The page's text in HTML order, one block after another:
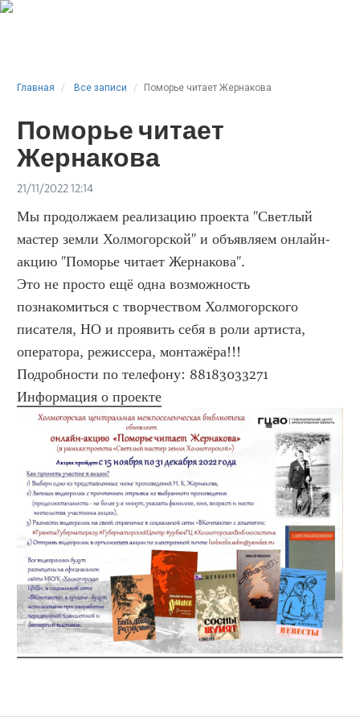
Главная Все записи Поморье читает Жернакова
Поморье читает
Жернакова
21/11/2022 12:14
Мы продолжаем реализацию проекта "Светлый
мастер земли Холмогорской" и объявляем онлайн-
акцию "Поморье читает Жернакова".
Это не просто ещё одна возможность
познакомиться с творчеством Холмогорского
писателя, НО и проявить себя в роли артиста,
оператора, режиссера, монтажёра!!!
Подробности по телефону: 88183033271
Информация о проекте